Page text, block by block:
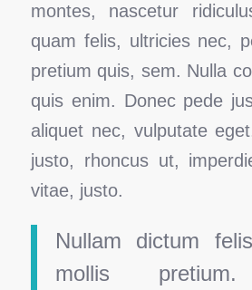
montes, nascetur
quam felis, ultricies nec,
pretium quis, sem. Nulla
quis enim. Donec pede
aliquet nec, vulputate
justo, rhoncus ut,
vitae, justo.
Nullam dictum
mollis